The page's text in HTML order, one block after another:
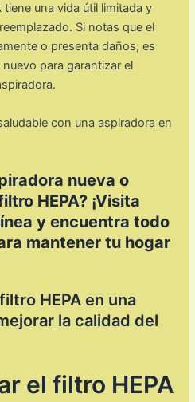
tiene una vida útil limitada y
Si notas que el
o presenta daños, es
para garantizar el
con una aspiradora en
nueva o
HEPA? ¡Visita
y encuentra todo
mantener tu hogar
HEPA en una
la calidad del
el filtro HEPA